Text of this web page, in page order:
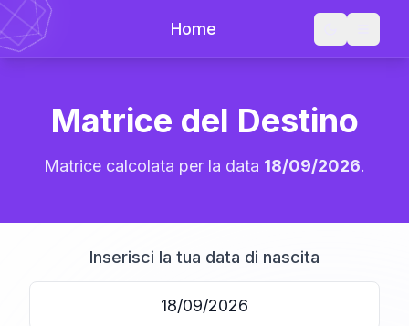
Home
Matrice del Destino
Matrice calcolata per la data 18/09/2026.
Inserisci la tua data di nascita